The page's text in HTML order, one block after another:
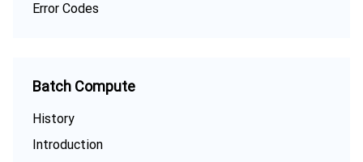
智能预问诊
智能顾问
云原生构建
云开发 CloudBase
监控与运维
Error Codes
Batch Compute
History
Introduction